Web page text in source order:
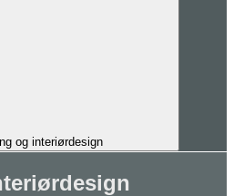
og interiørdesign